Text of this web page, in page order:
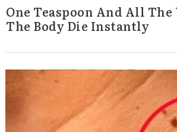
One Teaspoon And All The
The Body Die Instantly